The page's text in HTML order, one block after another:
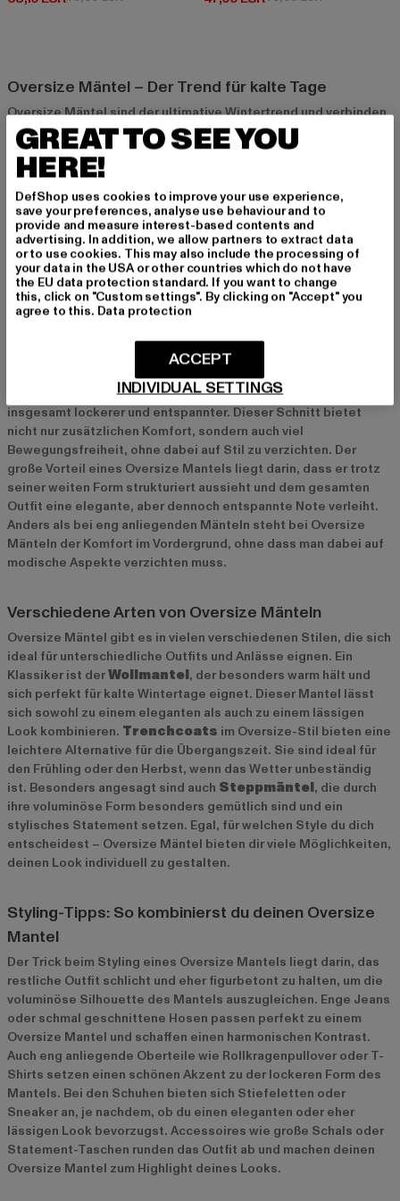
Oversize Mäntel – Der Trend für kalte Tage
Oversize Mäntel sind der ultimative Wintertrend und verbinden
Stil mit Funktionalität. Sie halten nicht nur warm, sondern
sorgen durch ihren lockeren, weiten Schnitt auch für einen
modernen und lässigen Look. Besonders in der Streetwear-
entwickelt, da sie vielseitig kombinierbar sind und jedem Outfit
das gewisse Etwas verleihen. Egal ob im Alltag, auf dem Weg
zur Arbeit oder bei einem besonderen Anlass – mit einem
Oversize Mantel machst du immer eine gute Figur und bist
gleichzeitig bestens vor der Kälte geschützt.
Ein Oversize Mantel zeichnet sich durch eine weite Passform
aus, die oft länger geschnitten ist als klassische Mäntel. Die
Ärmel sind in der Regel etwas länger, und die Silhouette wirkt
insgesamt lockerer und entspannter. Dieser Schnitt bietet
nicht nur zusätzlichen Komfort, sondern auch viel
Bewegungsfreiheit, ohne dabei auf Stil zu verzichten. Der
große Vorteil eines Oversize Mantels liegt darin, dass er trotz
seiner weiten Form strukturiert aussieht und dem gesamten
Outfit eine elegante, aber dennoch entspannte Note verleiht.
Anders als bei eng anliegenden Mänteln steht bei Oversize
Mänteln der Komfort im Vordergrund, ohne dass man dabei auf
modische Aspekte verzichten muss.
Verschiedene Arten von Oversize Mänteln
Oversize Mäntel gibt es in vielen verschiedenen Stilen, die sich
ideal für unterschiedliche Outfits und Anlässe eignen. Ein
Klassiker ist derWollmantel, der besonders warm hält und
sich perfekt für kalte Wintertage eignet. Dieser Mantel lässt
sich sowohl zu einem eleganten als auch zu einem lässigen
Look kombinieren. Trenchcoats im Oversize-Stil bieten eine
leichtere Alternative für die Übergangszeit. Sie sind ideal für
den Frühling oder den Herbst, wenn das Wetter unbeständig
ist. Besonders angesagt sind auch Steppmäntel, die durch
ihre voluminöse Form besonders gemütlich sind und ein
stylisches Statement setzen. Egal, für welchen Style du dich
entscheidest – Oversize Mäntel bieten dir viele Möglichkeiten,
deinen Look individuell zu gestalten.
Styling-Tipps: So kombinierst du deinen Oversize
Mantel
Der Trick beim Styling eines Oversize Mantels liegt darin, das
restliche Outfit schlicht und eher figurbetont zu halten, um die
voluminöse Silhouette des Mantels auszugleichen. Enge Jeans
oder schmal geschnittene Hosen passen perfekt zu einem
Oversize Mantel und schaffen einen harmonischen Kontrast.
Auch eng anliegende Oberteile wie Rollkragenpullover oder T-
Shirts setzen einen schönen Akzent zu der lockeren Form des
Mantels. Bei den Schuhen bieten sich Stiefeletten oder
Sneaker an, je nachdem, ob du einen eleganten oder eher
lässigen Look bevorzugst. Accessoires wie große Schals oder
Statement-Taschen runden das Outfit ab und machen deinen
Oversize Mantel zum Highlight deines Looks.
GREAT TO SEE YOU
HERE!
DefShop uses cookies to improve your use experience,
save your preferences, analyse use behaviour and to
provide and measure interest-based contents and
advertising. In addition, we allow partners to extract data
or to use cookies. This may also include the processing of
your data in the USA or other countries which do not have
the EU data protection standard. If you want to change
this, click on "Custom settings". By clicking on "Accept" you
agree to this. Data protection
INDIVIDUAL SETTINGS
ACCEPT